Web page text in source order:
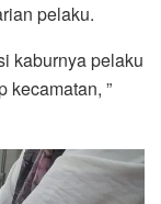
pelaku.
kaburnya pelaku
kecamatan, ”